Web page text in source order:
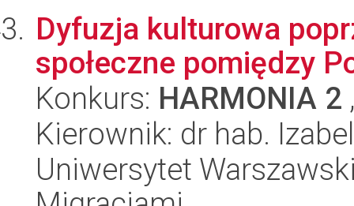
Dyfuzja kulturowa
społeczne pomiędzy
Konkurs: HARMONIA 2
Kierownik: dr hab.
Uniwersytet